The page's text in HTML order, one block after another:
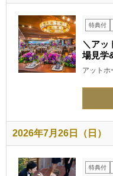
特典付
＼アッ
場見学
アット
2026年7月26日（日）
特典付